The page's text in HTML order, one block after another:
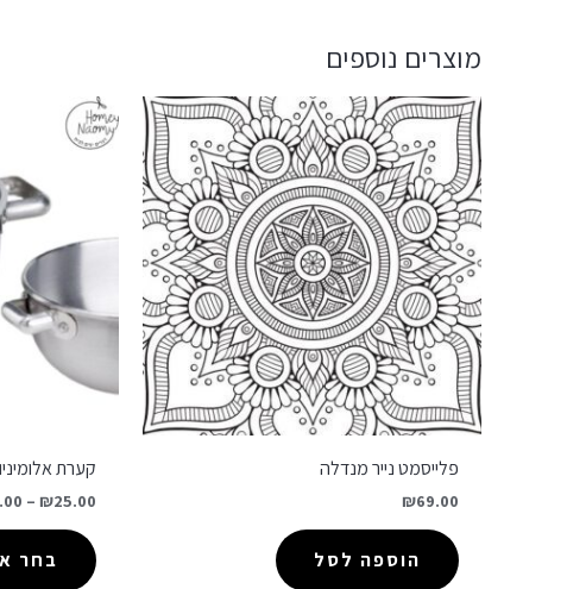
מוצרים נוספים
פלייסמט נייר מנדלה
₪69.00
הוספה לסל
קערת
₪25.00
–
בחר